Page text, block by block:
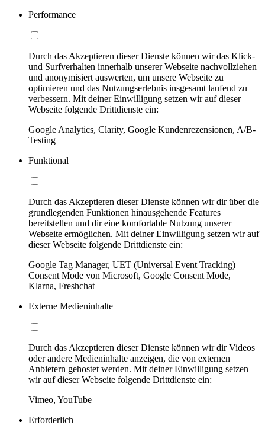
Performance
Durch das Akzeptieren dieser Dienste können wir das Klick-
und Surfverhalten innerhalb unserer Webseite nachvollziehen
und anonymisiert auswerten, um unsere Webseite zu
optimieren und das Nutzungserlebnis insgesamt laufend zu
verbessern. Mit deiner Einwilligung setzen wir auf dieser
Webseite folgende Drittdienste ein:
Google Analytics, Clarity, Google Kundenrezensionen, A/B-
Testing
Funktional
Durch das Akzeptieren dieser Dienste können wir dir über die
grundlegenden Funktionen hinausgehende Features
bereitstellen und dir eine komfortable Nutzung unserer
Webseite ermöglichen. Mit deiner Einwilligung setzen wir auf
dieser Webseite folgende Drittdienste ein:
Google Tag Manager, UET (Universal Event Tracking)
Consent Mode von Microsoft, Google Consent Mode,
Klarna, Freshchat
Externe Medieninhalte
Durch das Akzeptieren dieser Dienste können wir dir Videos
oder andere Medieninhalte anzeigen, die von externen
Anbietern gehostet werden. Mit deiner Einwilligung setzen
wir auf dieser Webseite folgende Drittdienste ein:
Vimeo, YouTube
Erforderlich